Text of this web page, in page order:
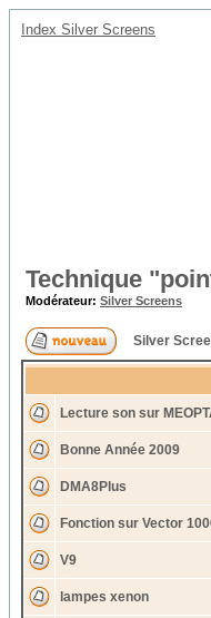
Index Silver Screens
Technique
Modérateur: Silver Screens
Silver
Lecture son sur
Bonne Année 2009
DMA8Plus
Fonction sur Vector
V9
lampes xenon